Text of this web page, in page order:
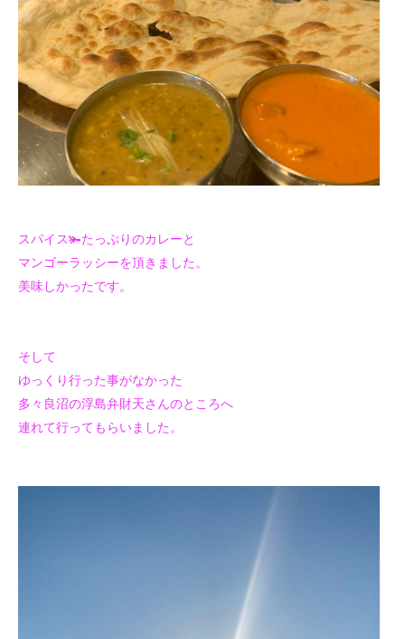
スパイス🫚たっぷりのカレーと
マンゴーラッシーを頂きました。
美味しかったです。
そして
ゆっくり行った事がなかった
多々良沼の浮島弁財天さんのところへ
連れて行ってもらいました。